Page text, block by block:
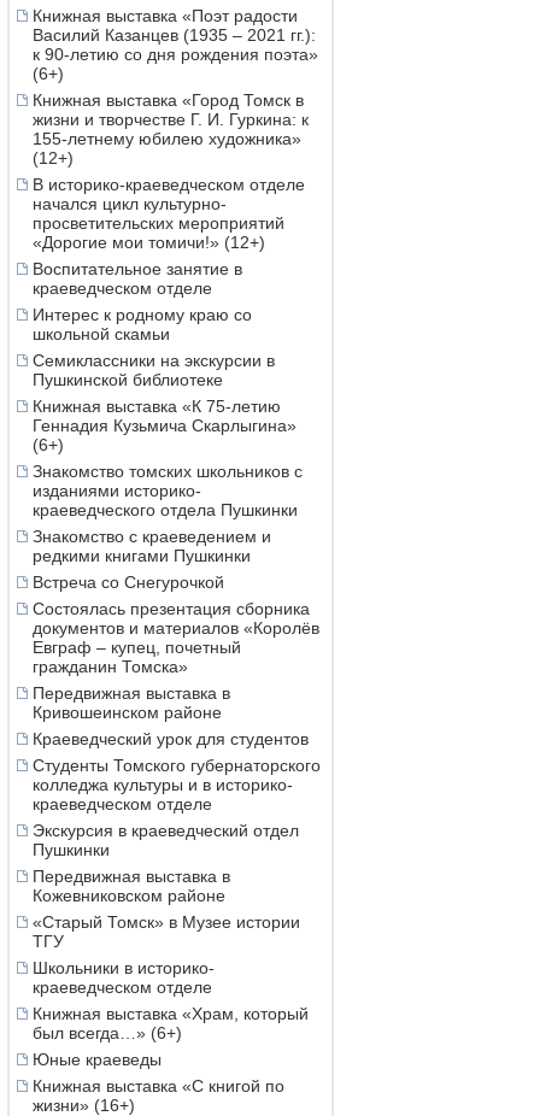
Книжная выставка «Поэт радости
Василий Казанцев (1935 – 2021 гг.):
к 90-летию со дня рождения поэта»
(6+)
Книжная выставка «Город Томск в
жизни и творчестве Г. И. Гуркина: к
155-летнему юбилею художника»
(12+)
В историко-краеведческом отделе
начался цикл культурно-
просветительских мероприятий
«Дорогие мои томичи!» (12+)
Воспитательное занятие в
краеведческом отделе
Интерес к родному краю со
школьной скамьи
Семиклассники на экскурсии в
Пушкинской библиотеке
Книжная выставка «К 75-летию
Геннадия Кузьмича Скарлыгина»
(6+)
Знакомство томских школьников с
изданиями историко-
краеведческого отдела Пушкинки
Знакомство с краеведением и
редкими книгами Пушкинки
Встреча со Снегурочкой
Состоялась презентация сборника
документов и материалов «Королёв
Евграф – купец, почетный
гражданин Томска»
Передвижная выставка в
Кривошеинском районе
Краеведческий урок для студентов
Студенты Томского губернаторского
колледжа культуры и в историко-
краеведческом отделе
Экскурсия в краеведческий отдел
Пушкинки
Передвижная выставка в
Кожевниковском районе
«Старый Томск» в Музее истории
ТГУ
Школьники в историко-
краеведческом отделе
Книжная выставка «Храм, который
был всегда…» (6+)
Юные краеведы
Книжная выставка «С книгой по
жизни» (16+)